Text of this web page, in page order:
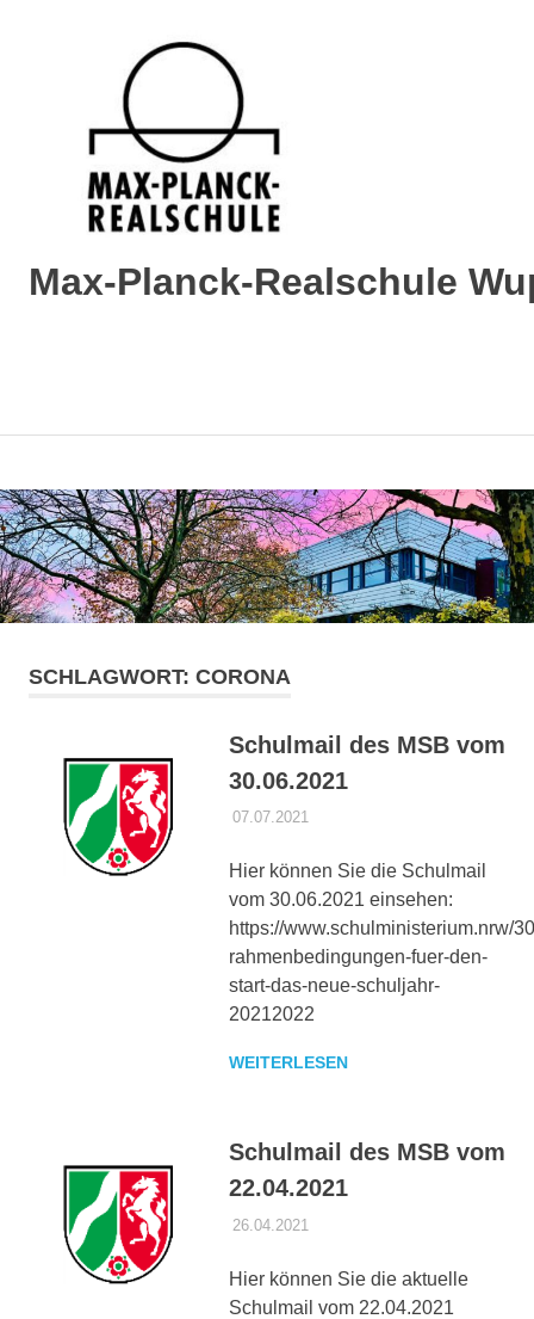
Zum
Inhalt
springen
Max-Planck-Realschule
SCHLAGWORT: CORONA
Schulmail des MSB vom
30.06.2021
07.07.2021DANIEL SCHROEER
CORONA
Hier können Sie die Schulmail
vom 30.06.2021 einsehen:
https://www.schulministerium.nrw/
rahmenbedingungen-fuer-den-
start-das-neue-schuljahr-
20212022
WEITERLESEN
Schulmail des MSB vom
22.04.2021
26.04.2021
Hier können Sie die aktuelle
Schulmail vom 22.04.2021